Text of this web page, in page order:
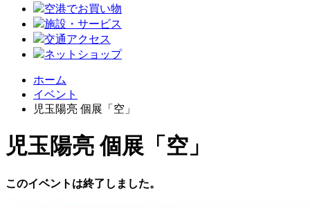
空港でお買い物
施設・サービス
交通アクセス
ネットショップ
ホーム
イベント
児玉陽亮 個展「空」
児玉陽亮 個展「空」
このイベントは終了しました。